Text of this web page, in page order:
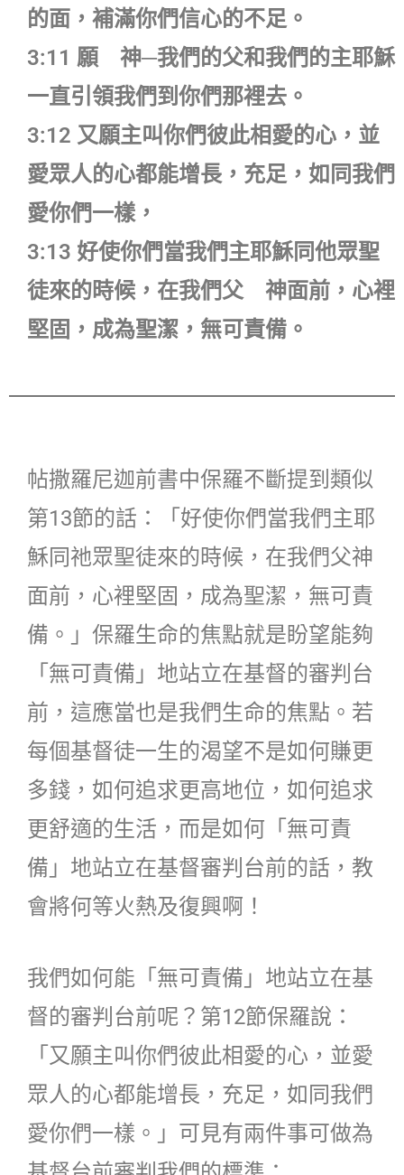
的面，補滿你們信心的不足。
3:11 願 神─我們的父和我們的主耶穌
一直引領我們到你們那裡去。
3:12 又願主叫你們彼此相愛的心，並
愛眾人的心都能增長，充足，如同我們
愛你們一樣，
3:13 好使你們當我們主耶穌同他眾聖
徒來的時候，在我們父 神面前，心裡
堅固，成為聖潔，無可責備。
帖撒羅尼迦前書中保羅不斷提到類似
第13節的話：「好使你們當我們主耶
穌同祂眾聖徒來的時候，在我們父神
面前，心裡堅固，成為聖潔，無可責
備。」保羅生命的焦點就是盼望能夠
「無可責備」地站立在基督的審判台
前，這應當也是我們生命的焦點。若
每個基督徒一生的渴望不是如何賺更
多錢，如何追求更高地位，如何追求
更舒適的生活，而是如何「無可責
備」地站立在基督審判台前的話，教
會將何等火熱及復興啊！
我們如何能「無可責備」地站立在基
督的審判台前呢？第12節保羅說：
「又願主叫你們彼此相愛的心，並愛
眾人的心都能增長，充足，如同我們
愛你們一樣。」可見有兩件事可做為